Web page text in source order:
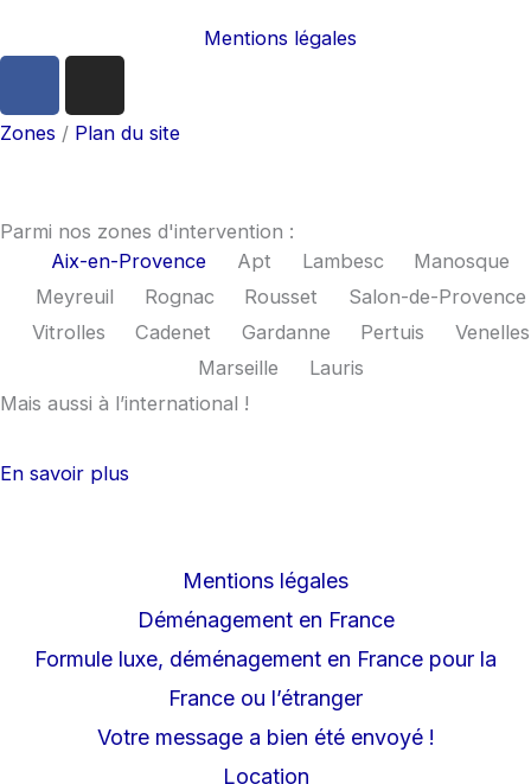
Mentions légales
c
o
s
r
a
m
Zones / Plan du site
Parmi nos zones d'intervention :
Aix-en-Provence
Apt Lambesc
Manosque
Meyreuil
Rognac Rousset
Salon-de-Provence
Vitrolles
Cadenet Gardanne Pertuis
Venelles
Marseille
Lauris
Mais aussi à l’international !
En savoir plus
Mentions légales
Déménagement en France
Formule luxe, déménagement en France pour la
France ou l’étranger
Votre message a bien été envoyé !
Location